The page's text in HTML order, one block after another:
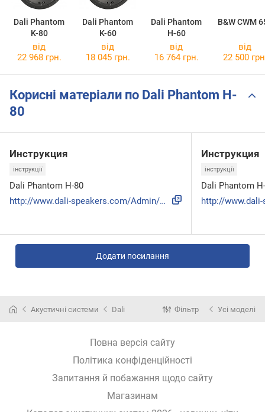
Dali Phantom
K-80
Dali Phantom
K-60
Dali Phantom
H-60
B&W CWM
від
22 968 грн.
від
18 045 грн.
від
16 764 грн.
від
22 500
Корисні матеріали по Dali Phantom H-
80
Инструкция
інструкції
Dali Phantom H-80
http://www.dali-speakers.com/Admin/Public/DWSDownload.aspx?...
Инструкция
інструкції
Dali Phantom
Додати посилання
Акустичні системи Dali Фільтр Усі моделі
Повна версія сайту
Політика конфіденційності
Запитання й побажання щодо сайту
Магазинам